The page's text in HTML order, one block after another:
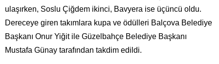
ulaşırken, Soslu Çiğdem ikinci, Bavyera ise üçüncü oldu.
Dereceye giren takımlara kupa ve ödülleri Balçova Belediye
Başkanı Onur Yiğit ile Güzelbahçe Belediye Başkanı
Mustafa Günay tarafından takdim edildi.